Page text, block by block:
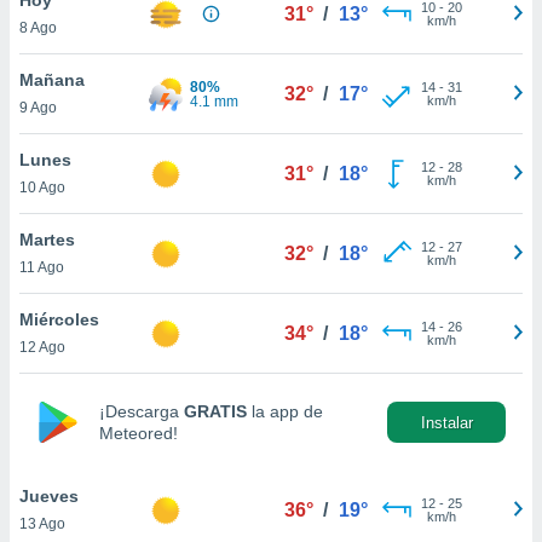
y
en
más
de
cookies
aceptar
8 Ago
31° / 13° 10- 20
km/h
Mañana
9 Ago
80%
4.1 mm
32° / 17° 14- 31
km/h
Lunes
10 Ago
31° / 18° 12- 28
km/h
Martes
11 Ago
32° / 18° 12- 27
km/h
Miércoles
12 Ago
34° / 18° 14- 26
km/h
¡Descarga GRATIS la app de
Meteored!
Instalar
Jueves
13 Ago
36° / 19° 12- 25
km/h